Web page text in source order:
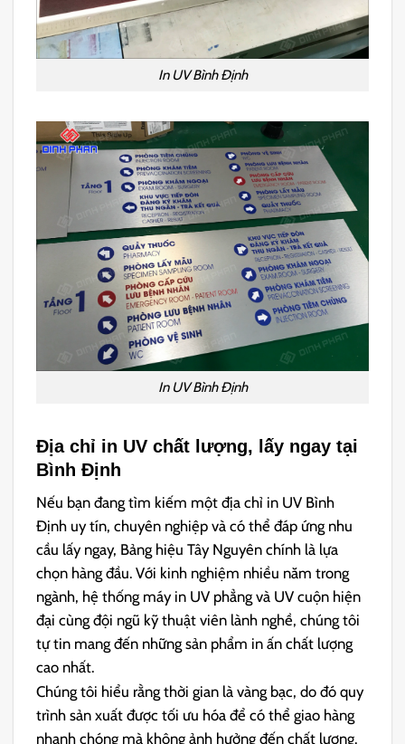
In UV Bình Định
In UV Bình Định
Địa chỉ in UV chất lượng, lấy ngay tại
Bình Định
Nếu bạn đang tìm kiếm một địa chỉ in UV Bình
Định uy tín, chuyên nghiệp và có thể đáp ứng nhu
cầu lấy ngay, Bảng hiệu Tây Nguyên chính là lựa
chọn hàng đầu. Với kinh nghiệm nhiều năm trong
ngành, hệ thống máy in UV phẳng và UV cuộn hiện
đại cùng đội ngũ kỹ thuật viên lành nghề, chúng tôi
tự tin mang đến những sản phẩm in ấn chất lượng
cao nhất.
Chúng tôi hiểu rằng thời gian là vàng bạc, do đó quy
trình sản xuất được tối ưu hóa để có thể giao hàng
nhanh chóng mà không ảnh hưởng đến chất lượng.